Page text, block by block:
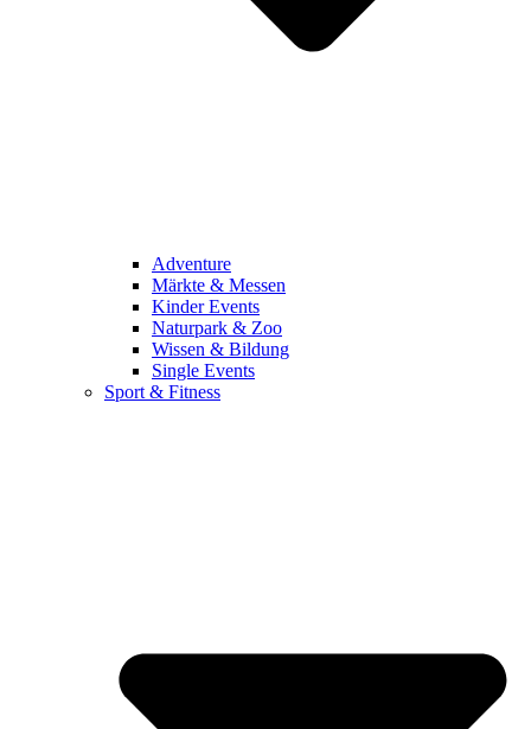
Adventure
Märkte & Messen
Kinder Events
Naturpark & Zoo
Wissen & Bildung
Single Events
Sport & Fitness